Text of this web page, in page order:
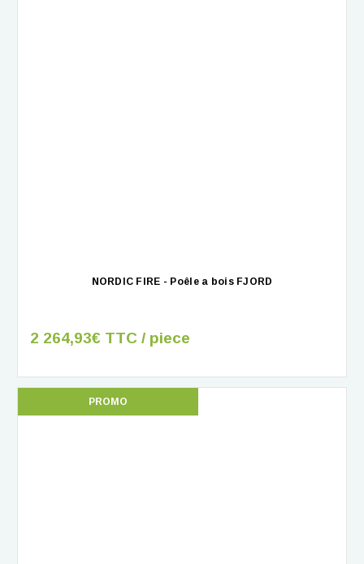
NORDIC FIRE - Poêle a bois FJORD
2 264,93€ TTC / piece
PROMO